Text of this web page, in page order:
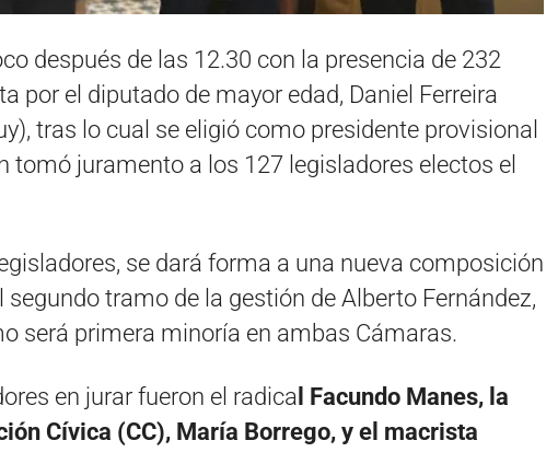
después de las 12.30 con la presencia de 232
por el diputado de mayor edad, Daniel Ferreira
tras lo cual se eligió como presidente provisional
tomó juramento a los 127 legisladores electos el
se dará forma a una nueva composición
tramo de la gestión de Alberto Fernández,
será primera minoría en ambas Cámaras.
en jurar fueron el radica l Facundo Manes, la
Cívica (CC), María Borrego, y el macrista